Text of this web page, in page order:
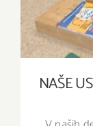
NAŠE